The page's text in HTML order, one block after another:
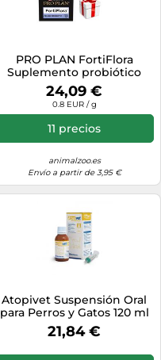
PRO PLAN FortiFlora
Suplemento probiótico
para gatos 30x1g +
SORPRESA PARA EL GATO
24,09 €
0.8 EUR / g
11 precios
animalzoo.es
Envío a partir de 3,95 €
Atopivet Suspensión Oral
para Perros y Gatos 120 ml
21,84 €